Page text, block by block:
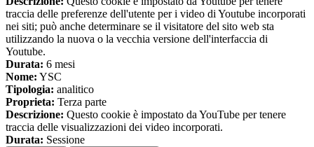
traccia delle preferenze dell'utente per i video di Youtube incorporati
nei siti; può anche determinare se il visitatore del sito web sta
utilizzando la nuova o la vecchia versione dell'interfaccia di
Youtube.
Durata: 6 mesi
Nome: YSC
Tipologia: analitico
Proprieta: Terza parte
Descrizione: Questo cookie è impostato da YouTube per tenere
traccia delle visualizzazioni dei video incorporati.
Durata: Sessione